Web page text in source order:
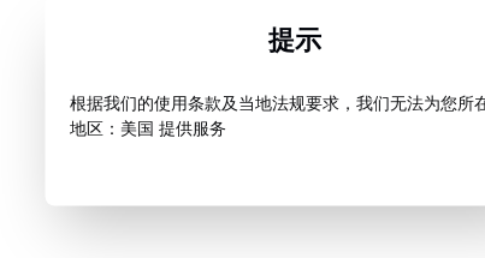
提示
根据我们的使用条款及当地法规要求，我们无法为您所
地区：美国 提供服务